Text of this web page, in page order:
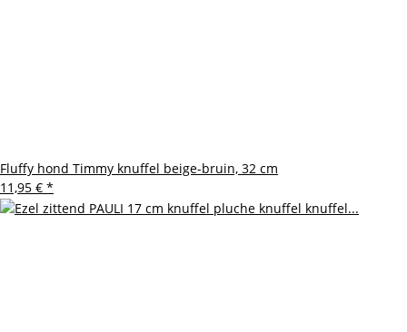
Fluffy hond Timmy knuffel beige-bruin, 32 cm
11,95 € *